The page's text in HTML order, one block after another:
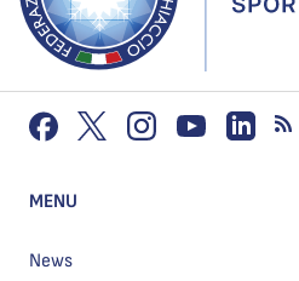
MENU
News